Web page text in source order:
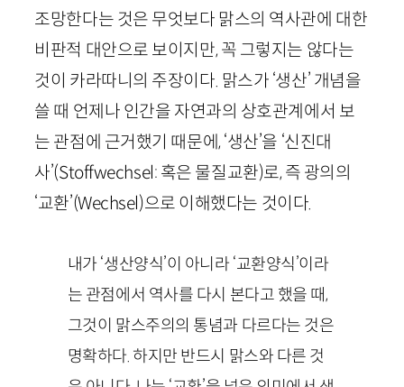
조망한다는 것은 무엇보다 맑스의 역사관에 대한
비판적 대안으로 보이지만, 꼭 그렇지는 않다는
것이 카라따니의 주장이다. 맑스가 ‘생산’ 개념을
쓸 때 언제나 인간을 자연과의 상호관계에서 보
는 관점에 근거했기 때문에, ‘생산’을 ‘신진대
사’(Stoffwechsel: 혹은 물질교환)로, 즉 광의의
‘교환’(Wechsel)으로 이해했다는 것이다.
내가 ‘생산양식’이 아니라 ‘교환양식’이라
는 관점에서 역사를 다시 본다고 했을 때,
그것이 맑스주의의 통념과 다르다는 것은
명확하다. 하지만 반드시 맑스와 다른 것